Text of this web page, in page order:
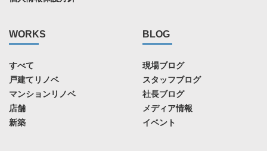
WORKS
すべて
戸建てリノベ
マンションリノベ
店舗
新築
BLOG
現場ブログ
スタッフブログ
社長ブログ
メディア情報
イベント